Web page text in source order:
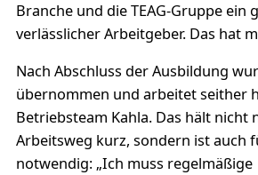
Branche und die TEAG-Gruppe ein
verlässlicher Arbeitgeber. Das hat
Nach Abschluss der Ausbildung
übernommen und arbeitet seither
Betriebsteam Kahla. Das hält nicht
Arbeitsweg kurz, sondern ist auch
notwendig: „Ich muss regelmäßige